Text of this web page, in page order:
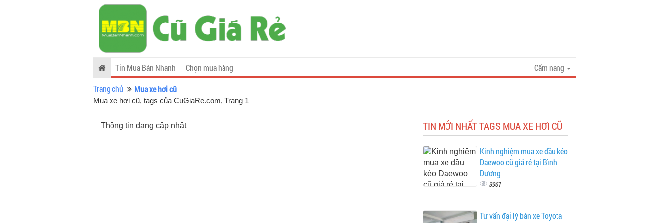
Cẩm nang
Tin Mua Bán Nhanh
Chọn mua hàng
Trang chủ
Mua xe hơi cũ
Mua xe hơi cũ, tags của CuGiaRe.com, Trang 1
Thông tin đang cập nhật TIN MỚI NHẤT TAGS MUA XE HƠI CŨ
Kinh nghiệm mua xe đầu kéo
Daewoo cũ giá rẻ tại Bình
Dương
3961
Tư vấn đại lý bán xe Toyota